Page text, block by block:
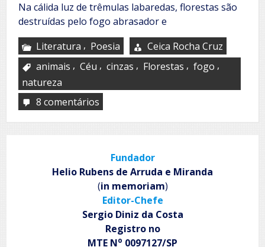
Na cálida luz de trêmulas labaredas, florestas são
destruídas pelo fogo abrasador e
Literatura , Poesia
Ceica Rocha Cruz
animais , Céu , cinzas , Florestas , fogo ,
natureza
8 comentários
Fundador
Helio Rubens de Arruda e Miranda
(in memoriam)
Editor-Chefe
Sergio Diniz da Costa
Registro no
MTE No 0097127/SP